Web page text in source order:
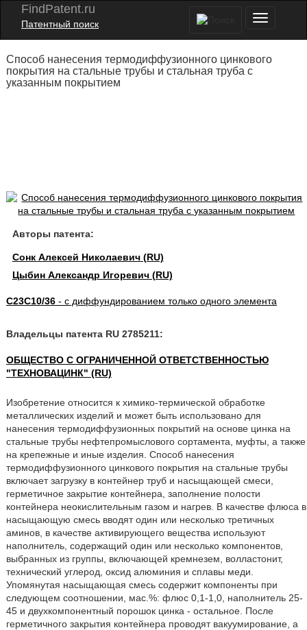
FindPatent.ru
Патентный поиск
Способ нанесения термодиффузионного цинкового
покрытия на стальные трубы и стальная труба с
указанным покрытием
Авторы патента:
Сонк Алексей Николаевич (RU)
Цыбин Александр Игоревич (RU)
C23C10/36- с диффундированием только одного элемента
Владельцы патента RU 2785211:
ОБЩЕСТВО С ОГРАНИЧЕННОЙ ОТВЕТСТВЕННОСТЬЮ
"ТЕХНОВАЦИНК" (RU)
Изобретение относится к химико-термической обработке
металлических изделий и может быть использовано для
нанесения термодиффузионных покрытий на основе цинка на
стальные трубы нефтепромыслового сортамента, муфты, а также
на крепежные и иные изделия. Способ нанесения
термодиффузионного цинкового покрытия на стальные трубы
включает загрузку в контейнер труб и насыщающей смеси,
герметичное закрытие контейнера, заполнение полости
контейнера неокислительным газом и нагрев. В качестве флюса в
насыщающую смесь вводят один или несколько третичных
аминов, в качестве активирующего вещества используют
наполнитель, содержащий один или несколько компонентов,
выбранных из группы, включающей кремнезем, волластонит,
технический углерод, оксид алюминия и сплавы меди.
Упомянутая насыщающая смесь содержит компоненты при
следующем соотношении, мас.%: флюс 0,1-1,0, наполнитель 25-
45 и двухкомпонентный порошок цинка - остальное. После
герметичного закрытия контейнера проводят вакуумирование, а